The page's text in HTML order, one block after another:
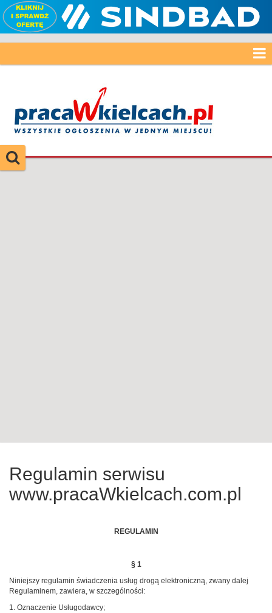
Regulamin serwisu
www.pracaWkielcach.com.pl
REGULAMIN
§ 1
Niniejszy regulamin świadczenia usług drogą elektroniczną, zwany dalej
Regulaminem, zawiera, w szczególności:
1. Oznaczenie Usługodawcy;